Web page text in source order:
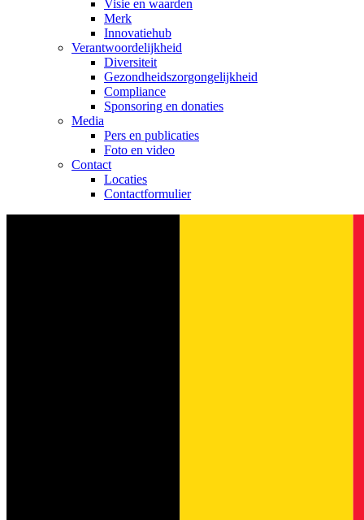
Visie en waarden
Merk
Innovatiehub
Verantwoordelijkheid
Diversiteit
Gezondheidszorgongelijkheid​
Compliance
Sponsoring en donaties
Media
Pers en publicaties
Foto en video
Contact
Locaties
Contactformulier